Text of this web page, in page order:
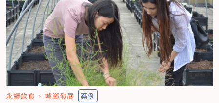
永續飲食 城鄉發展 案例